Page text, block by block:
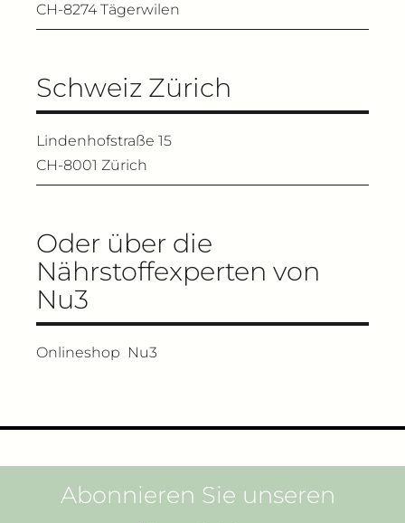
CH-8274 Tägerwilen
Schweiz Zürich
Lindenhofstraße 15
CH-8001 Zürich
Oder über die
Nährstoffexperten von
Nu3
Onlineshop Nu3
Abonnieren Sie unseren